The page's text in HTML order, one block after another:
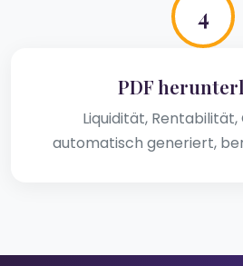
4
PDF
Liquidität, Rentabilität,
automatisch generiert,